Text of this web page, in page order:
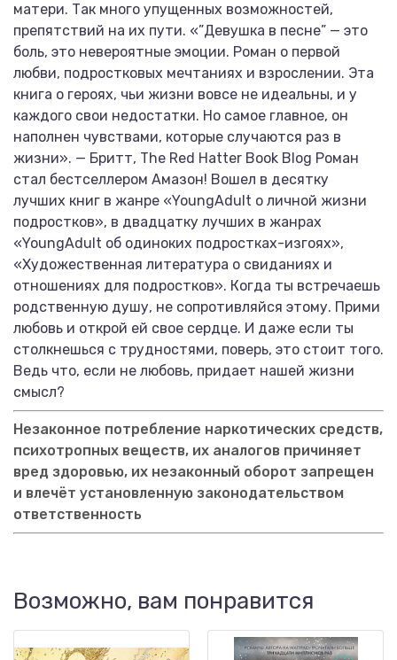
матери. Так много упущенных возможностей,
препятствий на их пути. «”Девушка в песне” — это
боль, это невероятные эмоции. Роман о первой
любви, подростковых мечтаниях и взрослении. Эта
книга о героях, чьи жизни вовсе не идеальны, и у
каждого свои недостатки. Но самое главное, он
наполнен чувствами, которые случаются раз в
жизни». — Бритт, The Red Hatter Book Blog Роман
стал бестселлером Амазон! Вошел в десятку
лучших книг в жанре «YoungAdult о личной жизни
подростков», в двадцатку лучших в жанрах
«YoungAdult об одиноких подростках-изгоях»,
«Художественная литература о свиданиях и
отношениях для подростков». Когда ты встречаешь
родственную душу, не сопротивляйся этому. Прими
любовь и открой ей свое сердце. И даже если ты
столкнешься с трудностями, поверь, это стоит того.
Ведь что, если не любовь, придает нашей жизни
смысл?
Незаконное потребление наркотических средств,
психотропных веществ, их аналогов причиняет
вред здоровью, их незаконный оборот запрещен
и влечёт установленную законодательством
ответственность
Возможно, вам понравится